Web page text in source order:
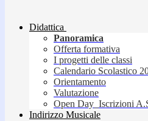
Didattica
Panoramica
Offerta formativa
I progetti delle classi
Calendario Scolastico
Orientamento
Valutazione
Open Day_Iscrizioni
Indirizzo Musicale